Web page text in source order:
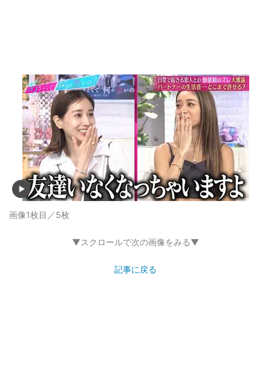
画像1枚目／5枚
▼スクロールで次の画像をみる▼
記事に戻る